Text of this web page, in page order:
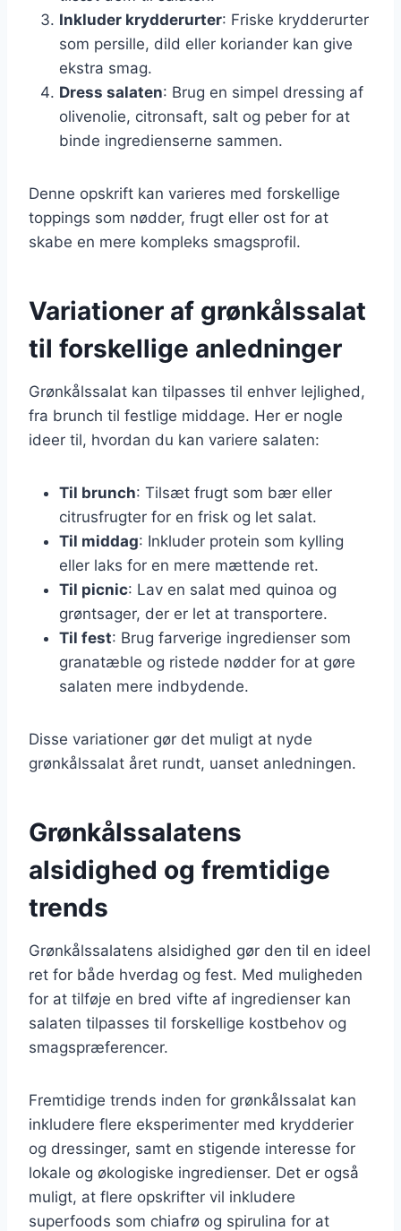
Inkluder krydderurter: Friske krydderurter
som persille, dild eller koriander kan give
ekstra smag.
Dress salaten: Brug en simpel dressing af
olivenolie, citronsaft, salt og peber for at
binde ingredienserne sammen.
Denne opskrift kan varieres med forskellige
toppings som nødder, frugt eller ost for at
skabe en mere kompleks smagsprofil.
Variationer af grønkålssalat
til forskellige anledninger
Grønkålssalat kan tilpasses til enhver lejlighed,
fra brunch til festlige middage. Her er nogle
ideer til, hvordan du kan variere salaten:
Til brunch: Tilsæt frugt som bær eller
citrusfrugter for en frisk og let salat.
Til middag: Inkluder protein som kylling
eller laks for en mere mættende ret.
Til picnic: Lav en salat med quinoa og
grøntsager, der er let at transportere.
Til fest: Brug farverige ingredienser som
granatæble og ristede nødder for at gøre
salaten mere indbydende.
Disse variationer gør det muligt at nyde
grønkålssalat året rundt, uanset anledningen.
Grønkålssalatens
alsidighed og fremtidige
trends
Grønkålssalatens alsidighed gør den til en ideel
ret for både hverdag og fest. Med muligheden
for at tilføje en bred vifte af ingredienser kan
salaten tilpasses til forskellige kostbehov og
smagspræferencer.
Fremtidige trends inden for grønkålssalat kan
inkludere flere eksperimenter med krydderier
og dressinger, samt en stigende interesse for
lokale og økologiske ingredienser. Det er også
muligt, at flere opskrifter vil inkludere
superfoods som chiafrø og spirulina for at